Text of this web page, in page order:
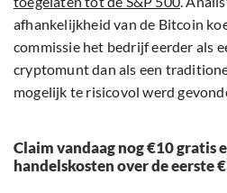
afhankelijkheid van de Bitcoin
commissie het bedrijf eerder als
cryptomunt dan als een
mogelijk te risicovol werd
Claim vandaag nog €10 gratis
handelskosten over de eerste